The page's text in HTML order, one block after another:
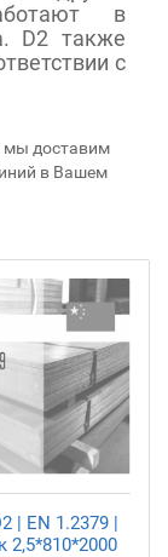
в
D2 также
с
мы доставим
в Вашем
| EN 1.2379 |
2,5*810*2000